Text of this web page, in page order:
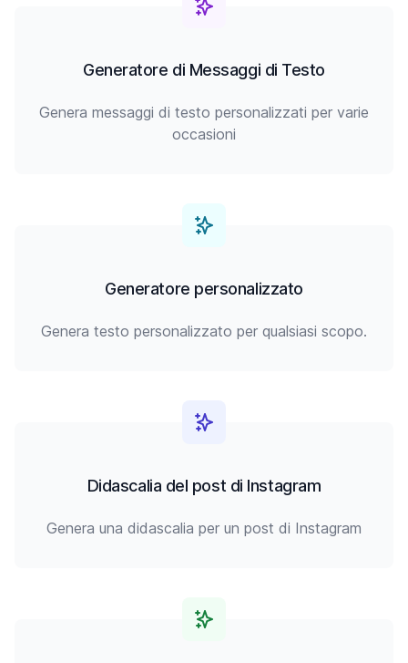
Generatore di Messaggi di Testo
Genera messaggi di testo personalizzati per varie
occasioni
Generatore personalizzato
Genera testo personalizzato per qualsiasi scopo.
Didascalia del post di Instagram
Genera una didascalia per un post di Instagram